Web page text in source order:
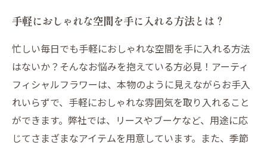
手軽におしゃれな空間を手に入れる方法とは？
忙しい毎日でも手軽におしゃれな空間を手に入れる方法
はないか？そんなお悩みを抱えている方必見！アーティ
フィシャルフラワーは、本物のように見えながらお手入
れいらずで、手軽におしゃれな雰囲気を取り入れること
ができます。弊社では、リースやブーケなど、用途に応
じてさまざまなアイテムを用意しています。また、季節